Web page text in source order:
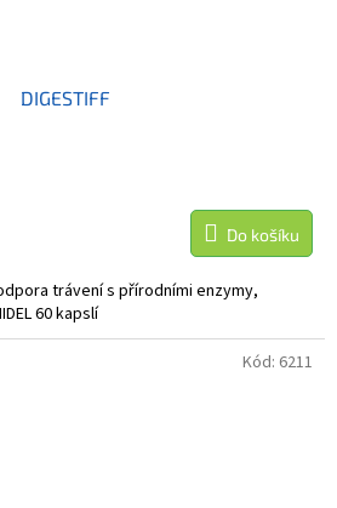
DIGESTIFF
Do košíku
trávení s přírodními enzymy,
60 kapslí
Kód: 6211